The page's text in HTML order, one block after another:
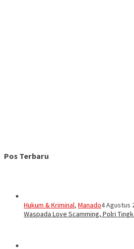
Pos Terbaru
Hukum & Kriminal, Manado4 Agustus
Waspada Love Scamming, Polri